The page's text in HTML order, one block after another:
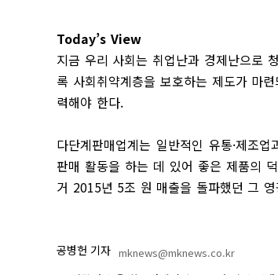
Today’s View
지금 우리 사회는 취업난과 경제난으로
록 사회취약계층을 보호하는 제도가 마
력해야 한다.
다단계판매업계는 일반적인 유통·제조
판매 활동을 하는 데 있어 좋은 제품의
거 2015년 5조 원 매출을 돌파했던 그
공병헌 기자 mknews@mknews.co.kr